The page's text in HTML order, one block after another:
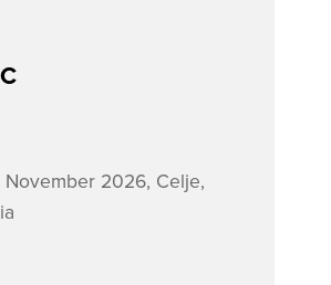
November 2026, Celje,